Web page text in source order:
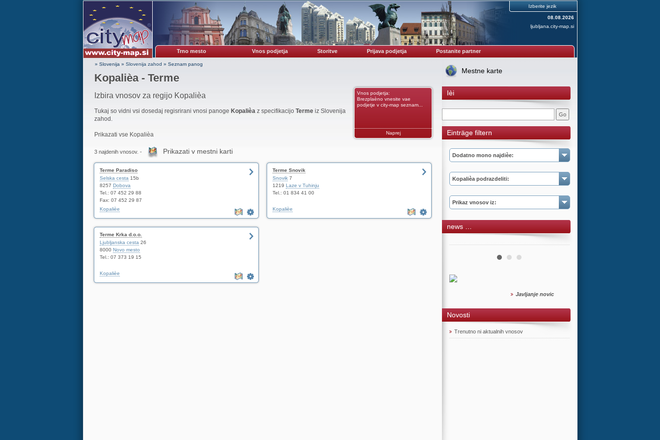
Izberite jezik
08.08.2026
ljubljana.city-map.si
Trno mesto Vnos podjetja Storitve Prijava podjetja Postanite partner
» Slovenija » Slovenija zahod » Seznam panog
Kopalièa - Terme
Izbira vnosov za regijo Kopalièa
Vnos podjetja:
Brezplaèno vnesite vae
podjetje v city-map seznam...
Naprej
Tukaj so vidni vsi dosedaj regisrirani vnosi panoge Kopalièaz specifikacijo Termeiz Slovenija
zahod.
Prikazati vse Kopalièa
3 najdenih vnosov. - Prikazati v mestni karti
Terme Paradiso
Selska cesta 15b
8257 Dobova
Tel.: 07 452 29 88
Fax: 07 452 29 87
Kopalièe
Terme Snovik
Snovik7
1219 Laze v Tuhinju
Tel.: 01 834 41 00
Kopalièe
Terme Krka d.o.o.
Ljubljanska cesta 26
8000 Novo mesto
Tel.: 07 373 19 15
Kopalièe
Mestne karte
Ièi
Einträge filtern
Dodatno mono najdièe:
Kopalièa podrazdeliti:
Prikaz vnosov iz:
news …
Javljanje novic
Novosti
Trenutno ni aktualnih vnosov